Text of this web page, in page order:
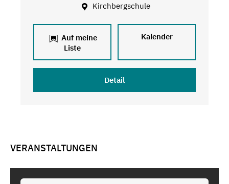
Kirchbergschule
Auf meine
Liste
Kalender
Detail
VERANSTALTUNGEN